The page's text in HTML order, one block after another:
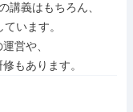
講義はもちろん、
います。
営や、
もあります。